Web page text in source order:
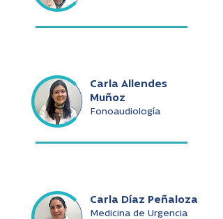
Carla Allendes
Muñoz
Fonoaudiología
Carla Díaz Peñaloza
Medicina de Urgencia